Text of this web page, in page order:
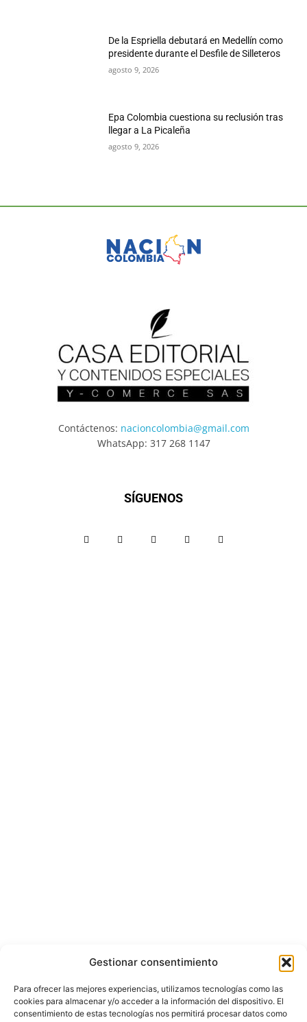
Gestionar consentimiento
Para ofrecer las mejores experiencias, utilizamos tecnologías como las
cookies para almacenar y/o acceder a la información del dispositivo. El
consentimiento de estas tecnologías nos permitirá procesar datos como
De la Espriella debutará en Medellín como
presidente durante el Desfile de Silleteros
agosto 9, 2026
Epa Colombia cuestiona su reclusión tras
llegar a La Picaleña
agosto 9, 2026
Contáctenos: nacioncolombia@gmail.com
WhatsApp: 317 268 1147
SÍGUENOS